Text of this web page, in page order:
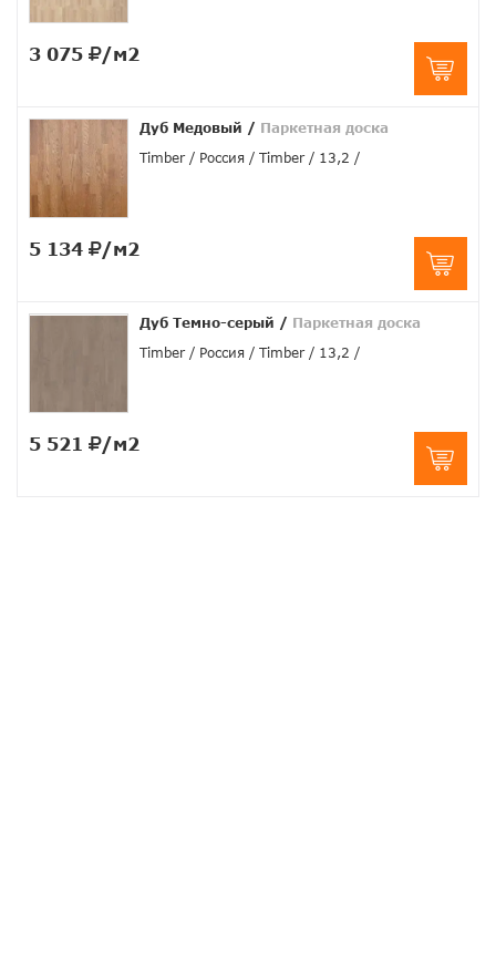
3 075 /м2
Дуб Медовый / Паркетная доска
Timber
Россия Timber 13,2
5 134 /м2
Дуб Темно-серый / Паркетная доска
Timber
Россия Timber 13,2
5 521 /м2